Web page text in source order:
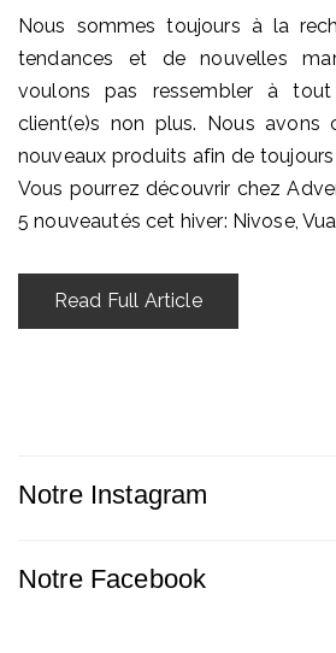
Nous sommes toujours à la
tendances et de nouvelles
voulons pas ressembler à
client(e)s non plus. Nous avons
nouveaux produits afin de
Vous pourrez découvrir chez
5 nouveautés cet hiver: Nivose,
Read Full Article
Notre Instagram
Notre Facebook